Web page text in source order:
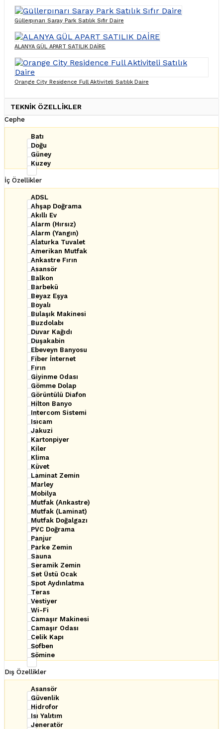
Güllerpınarı Saray Park Satılık Sıfır Daire
ALANYA GÜL APART SATILIK DAİRE
Orange City Residence Full Aktiviteli Satılık Daire
TEKNİK ÖZELLİKLER
Cephe
Batı
Doğu
Güney
Kuzey
İç Özellikler
ADSL
Ahşap Doğrama
Akıllı Ev
Alarm (Hırsız)
Alarm (Yangın)
Alaturka Tuvalet
Amerikan Mutfak
Ankastre Fırın
Asansör
Balkon
Barbekü
Beyaz Eşya
Boyalı
Bulaşık Makinesi
Buzdolabı
Duvar Kağıdı
Duşakabin
Ebeveyn Banyosu
Fiber İnternet
Fırın
Giyinme Odası
Gömme Dolap
Görüntülü Diafon
Hilton Banyo
Intercom Sistemi
Isıcam
Jakuzi
Kartonpiyer
Kiler
Klima
Küvet
Laminat Zemin
Marley
Mobilya
Mutfak (Ankastre)
Mutfak (Laminat)
Mutfak Doğalgazı
PVC Doğrama
Panjur
Parke Zemin
Sauna
Seramik Zemin
Set Üstü Ocak
Spot Aydınlatma
Teras
Vestiyer
Wi-Fi
Çamaşır Makinesi
Çamaşır Odası
Çelik Kapı
Şofben
Şömine
Dış Özellikler
Asansör
Güvenlik
Hidrofor
Isı Yalıtım
Jeneratör